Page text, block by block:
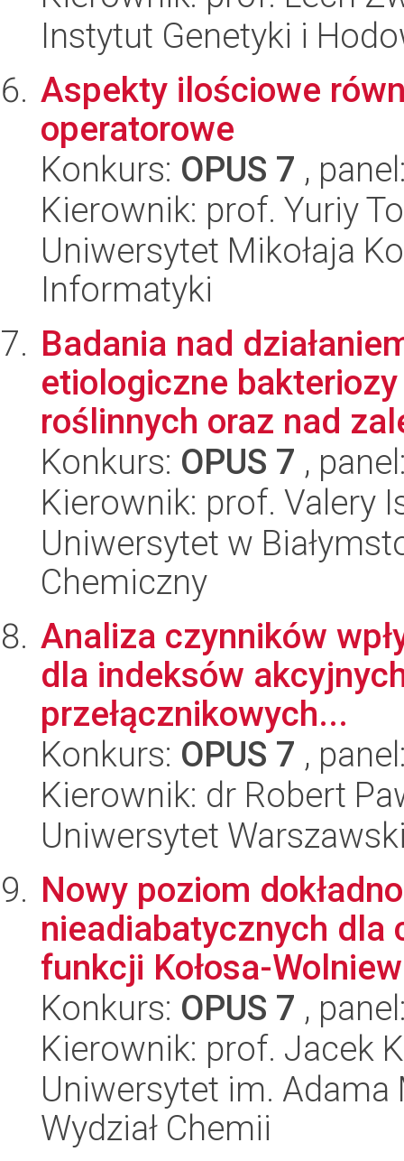
Instytut Genetyki i
Aspekty ilościowe
operatorowe
Konkurs: OPUS 7 ,
Kierownik: prof. Yuriy
Uniwersytet Mikołaja
Informatyki
Badania nad
etiologiczne
roślinnych oraz nad
Konkurs: OPUS 7 ,
Kierownik: prof. Valery
Uniwersytet w
Chemiczny
Analiza czynników
dla indeksów
przełącznikowych...
Konkurs: OPUS 7 ,
Kierownik: dr Robert
Uniwersytet
Nowy poziom
nieadiabatycznych dla
funkcji Kołosa-
Konkurs: OPUS 7 ,
Kierownik: prof. Jacek
Uniwersytet im.
Wydział Chemii